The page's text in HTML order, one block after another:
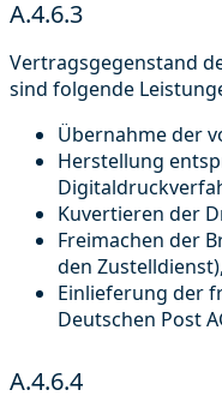
A.4.6.3
Vertragsgegenstand
sind folgende
Übernahme der
Herstellung
Kuvertieren der
Freimachen der
den Zustelldienst),
Einlieferung der
Deutschen Post
A.4.6.4